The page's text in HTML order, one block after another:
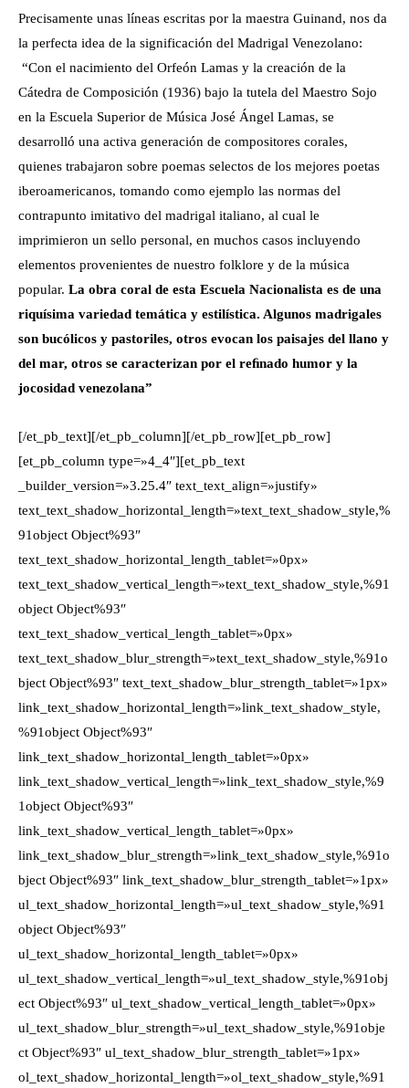
Precisamente unas líneas escritas por la maestra Guinand, nos da
la perfecta idea de la significación del Madrigal Venezolano:
“Con el nacimiento del Orfeón Lamas y la creación de la
Cátedra de Composición (1936) bajo la tutela del Maestro Sojo
en la Escuela Superior de Música José Ángel Lamas, se
desarrolló una activa generación de compositores corales,
quienes trabajaron sobre poemas selectos de los mejores poetas
iberoamericanos, tomando como ejemplo las normas del
contrapunto imitativo del madrigal italiano, al cual le
imprimieron un sello personal, en muchos casos incluyendo
elementos provenientes de nuestro folklore y de la música
popular. La obra coral de esta Escuela Nacionalista es de una
riquísima variedad temática y estilística. Algunos madrigales
son bucólicos y pastoriles, otros evocan los paisajes del llano y
del mar, otros se caracterizan por el reﬁnado humor y la
jocosidad venezolana”
[/et_pb_text][/et_pb_column][/et_pb_row][et_pb_row]
[et_pb_column type=»4_4″][et_pb_text
_builder_version=»3.25.4″ text_text_align=»justify»
text_text_shadow_horizontal_length=»text_text_shadow_style,%
91object Object%93″
text_text_shadow_horizontal_length_tablet=»0px»
text_text_shadow_vertical_length=»text_text_shadow_style,%91
object Object%93″
text_text_shadow_vertical_length_tablet=»0px»
text_text_shadow_blur_strength=»text_text_shadow_style,%91o
bject Object%93″ text_text_shadow_blur_strength_tablet=»1px»
link_text_shadow_horizontal_length=»link_text_shadow_style,
%91object Object%93″
link_text_shadow_horizontal_length_tablet=»0px»
link_text_shadow_vertical_length=»link_text_shadow_style,%9
1object Object%93″
link_text_shadow_vertical_length_tablet=»0px»
link_text_shadow_blur_strength=»link_text_shadow_style,%91o
bject Object%93″ link_text_shadow_blur_strength_tablet=»1px»
ul_text_shadow_horizontal_length=»ul_text_shadow_style,%91
object Object%93″
ul_text_shadow_horizontal_length_tablet=»0px»
ul_text_shadow_vertical_length=»ul_text_shadow_style,%91obj
ect Object%93″ ul_text_shadow_vertical_length_tablet=»0px»
ul_text_shadow_blur_strength=»ul_text_shadow_style,%91obje
ct Object%93″ ul_text_shadow_blur_strength_tablet=»1px»
ol_text_shadow_horizontal_length=»ol_text_shadow_style,%91